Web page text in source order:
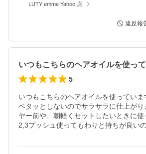
LUTY emme Yahoo!店
違反報
5
いつもこちらのヘアオイルを使っていま
ベタッとしないのでサラサラに仕上がり
ヤー前や、朝軽くセットしたいときに使
2,3プッシュ使ってもわりと持ちが良い